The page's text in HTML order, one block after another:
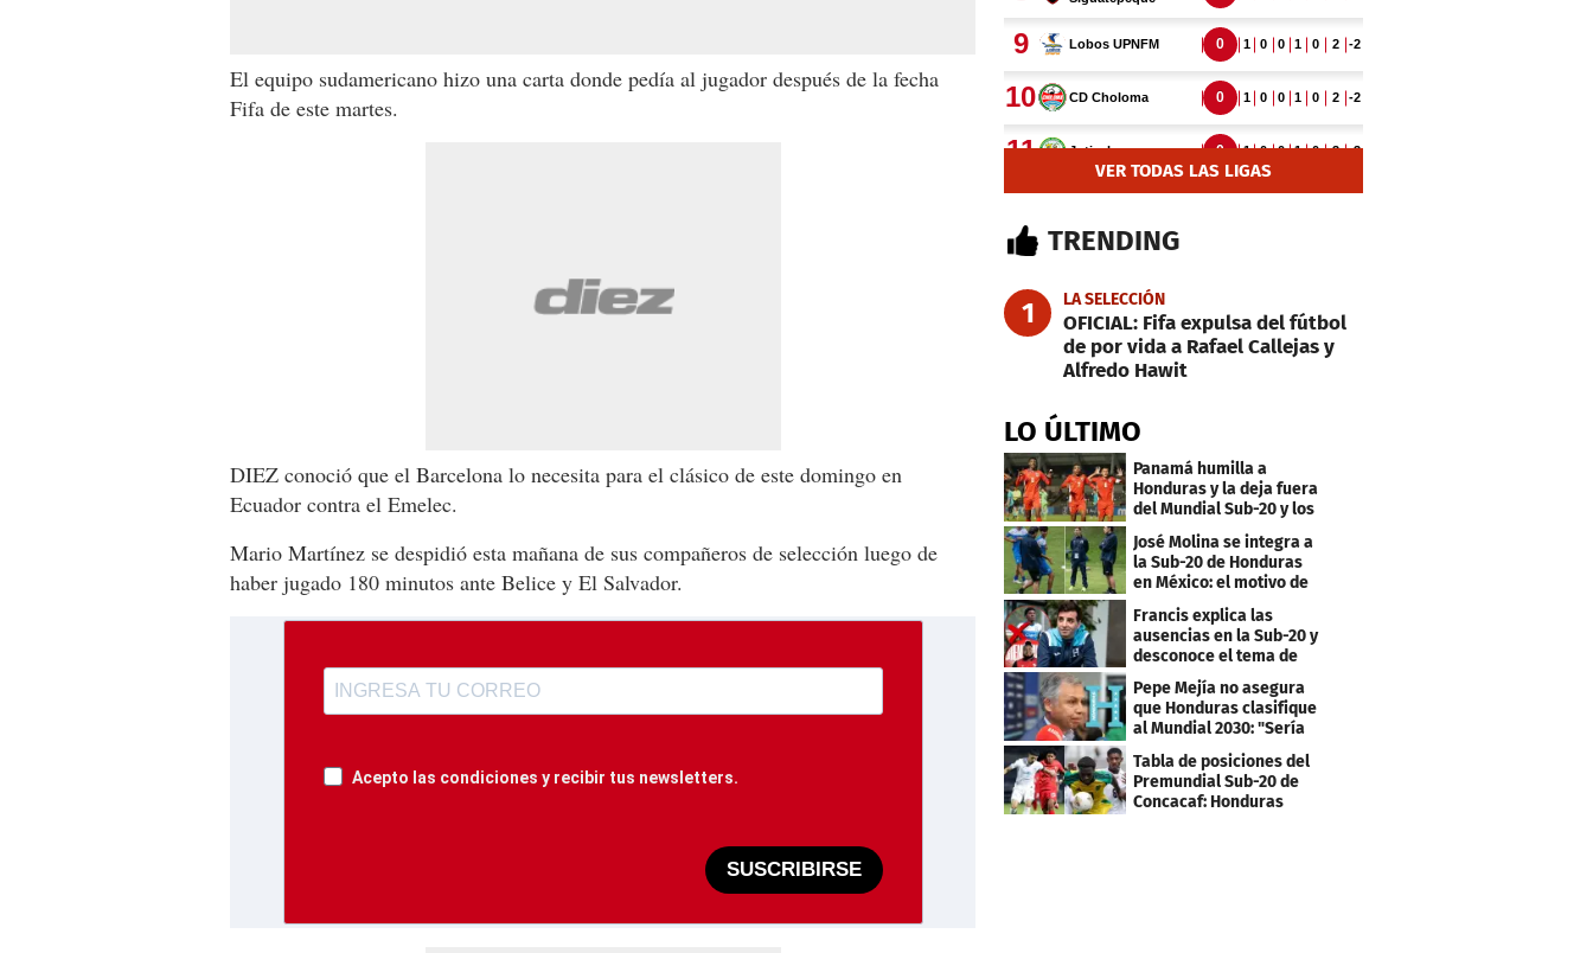
El equipo sudamericano hizo una carta donde pedía al jugador después de la fecha
Fifa de este martes.
DIEZ conoció que el Barcelona lo necesita para el clásico de este domingo en
Ecuador contra el Emelec.
Mario Martínez se despidió esta mañana de sus compañeros de selección luego de
haber jugado 180 minutos ante Belice y El Salvador.
Acepto las condiciones y recibir tus newsletters.
SUSCRIBIRSE
VER TODAS LAS LIGAS
TRENDING
1 LA SELECCIÓN
OFICIAL: Fifa expulsa del fútbol
de por vida a Rafael Callejas y
Alfredo Hawit
LO ÚLTIMO
Panamá humilla a
Honduras y la deja fuera
del Mundial Sub-20 y los
Juegos Olímpicos
José Molina se integra a
la Sub-20 de Honduras
en México: el motivo de
su viaje
Francis explica las
ausencias en la Sub-20 y
desconoce el tema de
los tiktokers
Pepe Mejía no asegura
que Honduras clasifique
al Mundial 2030: "Sería
mentir"
Tabla de posiciones del
Premundial Sub-20 de
Concacaf: Honduras